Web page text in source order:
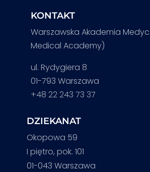
KONTAKT
Warszawska Akademia
Medical Academy)
ul. Rydygiera 8
01-793 Warszawa
+48 22 243 73 37
DZIEKANAT
Okopowa 59
I piętro, pok. 101
01-043 Warszawa